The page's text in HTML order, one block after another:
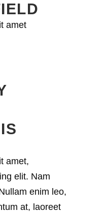
amet
amet,
elit. Nam
enim leo,
at, laoreet